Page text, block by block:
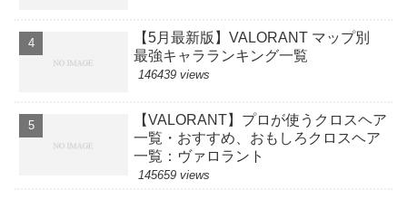
【5月最新版】VALORANT マップ別
最強キャラランキング一覧
146439 views
【VALORANT】プロが使うクロスヘア
一覧・おすすめ、おもしろクロスヘア
一覧：ヴァロラント
145659 views